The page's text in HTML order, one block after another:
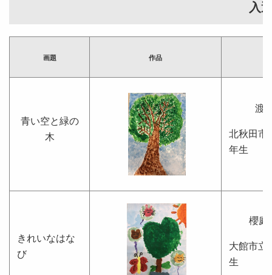
入
画題 作品
青い空と緑の
木
渡
北秋田
年生
きれいなはな
び
櫻
大館市
生